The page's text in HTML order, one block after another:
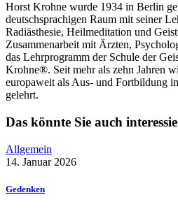
Horst Krohne wurde 1934 in Berlin
deutschsprachigen Raum mit seiner
Radiästhesie, Heilmeditation und
Zusammenarbeit mit Ärzten,
das Lehrprogramm der Schule der
Krohne®. Seit mehr als zehn Jahren
europaweit als Aus- und Fortbildung
gelehrt.
Das könnte Sie auch
Allgemein
14. Januar 2026
Gedenken